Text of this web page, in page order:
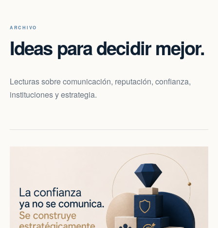
ARCHIVO
Ideas para decidir mejor.
Lecturas sobre comunicación, reputación, confianza,
instituciones y estrategia.